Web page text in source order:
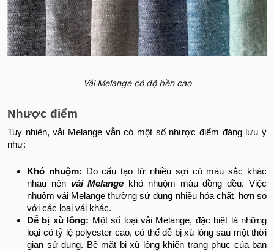
Vải Melange có độ bền cao
Nhược điểm
Tuy nhiên, vải Melange vẫn có một số nhược điểm đáng lưu ý
như:
Khó nhuộm:
Do cấu tạo từ nhiều sợi có màu sắc khác
nhau nên vải Melange khó nhuộm màu đồng đều. Việc
nhuộm vải Melange thường sử dụng nhiều hóa chất hơn so
với các loại vải khác.
Dễ bị xù lông: Một số loại vải Melange, đặc biệt là những
loại có tỷ lệ polyester cao, có thể dễ bị xù lông sau một thời
gian sử dụng. Bề mặt bị xù lông khiến trang phục của bạn